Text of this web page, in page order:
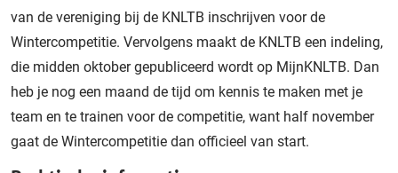
van de vereniging bij de KNLTB inschrijven voor de
Wintercompetitie. Vervolgens maakt de KNLTB een indeling,
die midden oktober gepubliceerd wordt op MijnKNLTB. Dan
heb je nog een maand de tijd om kennis te maken met je
team en te trainen voor de competitie, want half november
gaat de Wintercompetitie dan officieel van start.